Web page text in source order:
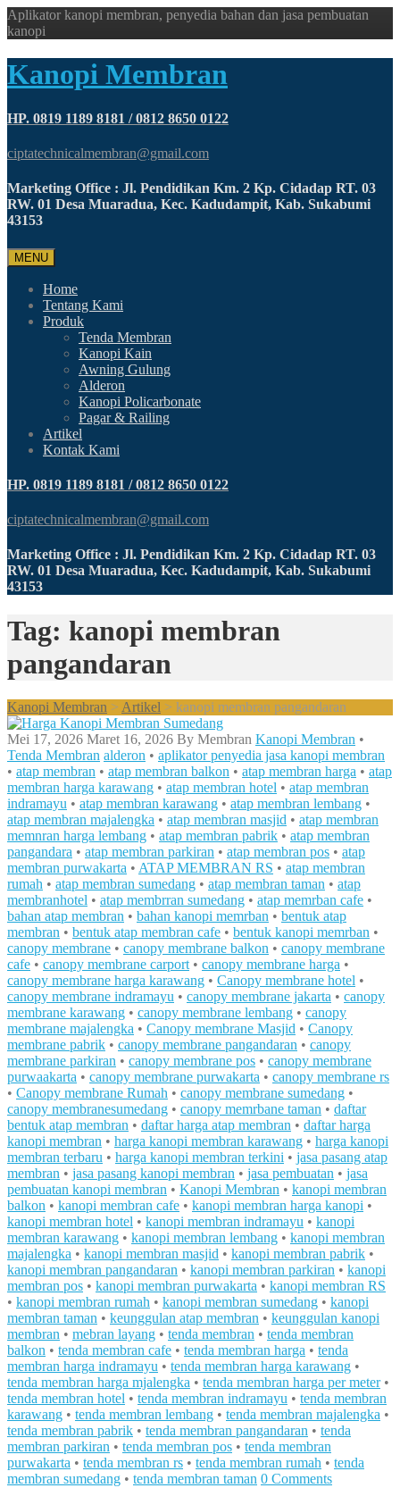
Aplikator kanopi membran, penyedia bahan dan jasa pembuatan
kanopi
Kanopi Membran
HP. 0819 1189 8181 / 0812 8650 0122
ciptatechnicalmembran@gmail.com
Marketing Office : Jl. Pendidikan Km. 2 Kp. Cidadap RT. 03
RW. 01 Desa Muaradua, Kec. Kadudampit, Kab. Sukabumi
43153
MENU
Home
Tentang Kami
Produk
Tenda Membran
Kanopi Kain
Awning Gulung
Alderon
Kanopi Policarbonate
Pagar & Railing
Artikel
Kontak Kami
HP. 0819 1189 8181 / 0812 8650 0122
ciptatechnicalmembran@gmail.com
Marketing Office : Jl. Pendidikan Km. 2 Kp. Cidadap RT. 03
RW. 01 Desa Muaradua, Kec. Kadudampit, Kab. Sukabumi
43153
Tag: kanopi membran
pangandaran
Kanopi Membran > Artikel > kanopi membran pangandaran
Mei 17, 2026 Maret 16, 2026 By Membran Kanopi Membran •
Tenda Membran alderon • aplikator penyedia jasa kanopi membran
• atap membran • atap membran balkon • atap membran harga • atap
membran harga karawang • atap membran hotel • atap membran
indramayu • atap membran karawang • atap membran lembang •
atap membran majalengka • atap membran masjid • atap membran
memnran harga lembang • atap membran pabrik • atap membran
pangandara • atap membran parkiran • atap membran pos • atap
membran purwakarta • ATAP MEMBRAN RS • atap membran
rumah • atap membran sumedang • atap membran taman • atap
membranhotel • atap membrran sumedang • atap memrban cafe •
bahan atap membran • bahan kanopi memrban • bentuk atap
membran • bentuk atap membran cafe • bentuk kanopi memrban •
canopy membrane • canopy membrane balkon • canopy membrane
cafe • canopy membrane carport • canopy membrane harga •
canopy membrane harga karawang • Canopy membrane hotel •
canopy membrane indramayu • canopy membrane jakarta • canopy
membrane karawang • canopy membrane lembang • canopy
membrane majalengka • Canopy membrane Masjid • Canopy
membrane pabrik • canopy membrane pangandaran • canopy
membrane parkiran • canopy membrane pos • canopy membrane
purwaakarta • canopy membrane purwakarta • canopy membrane rs
• Canopy membrane Rumah • canopy membrane sumedang •
canopy membranesumedang • canopy memrbane taman • daftar
bentuk atap membran • daftar harga atap membran • daftar harga
kanopi membran • harga kanopi membran karawang • harga kanopi
membran terbaru • harga kanopi membran terkini • jasa pasang atap
membran • jasa pasang kanopi membran • jasa pembuatan • jasa
pembuatan kanopi membran • Kanopi Membran • kanopi membran
balkon • kanopi membran cafe • kanopi membran harga kanopi •
kanopi membran hotel • kanopi membran indramayu • kanopi
membran karawang • kanopi membran lembang • kanopi membran
majalengka • kanopi membran masjid • kanopi membran pabrik •
kanopi membran pangandaran • kanopi membran parkiran • kanopi
membran pos • kanopi membran purwakarta • kanopi membran RS
• kanopi membran rumah • kanopi membran sumedang • kanopi
membran taman • keunggulan atap membran • keunggulan kanopi
membran • mebran layang • tenda membran • tenda membran
balkon • tenda membran cafe • tenda membran harga • tenda
membran harga indramayu • tenda membran harga karawang •
tenda membran harga mjalengka • tenda membran harga per meter•
tenda membran hotel • tenda membran indramayu • tenda membran
karawang • tenda membran lembang • tenda membran majalengka •
tenda membran pabrik • tenda membran pangandaran • tenda
membran parkiran • tenda membran pos • tenda membran
purwakarta • tenda membran rs • tenda membran rumah • tenda
membran sumedang • tenda membran taman 0 Comments